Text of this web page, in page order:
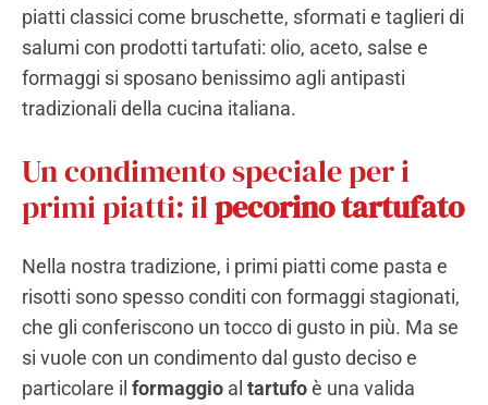
piatti classici come bruschette, sformati e taglieri di
salumi con prodotti tartufati: olio, aceto, salse e
formaggi si sposano benissimo agli antipasti
tradizionali della cucina italiana.
Un condimento speciale per i
primi piatti: ilpecorino tartufato
Nella nostra tradizione, i primi piatti come pasta e
risotti sono spesso conditi con formaggi stagionati,
che gli conferiscono un tocco di gusto in più. Ma se
si vuole con un condimento dal gusto deciso e
particolare il formaggio al tartufoè una valida